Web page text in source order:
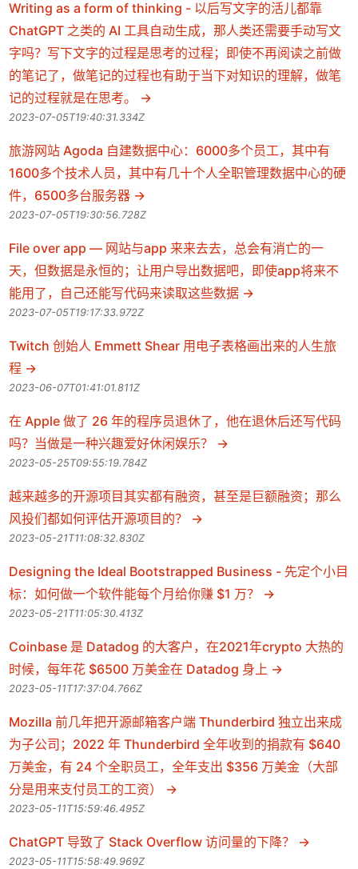
Writing as a form of thinking - 以后写文字的活儿都靠
ChatGPT 之类的 AI 工具自动生成，那人类还需要手动写文
字吗？写下文字的过程是思考的过程；即使不再阅读之前做
的笔记了，做笔记的过程也有助于当下对知识的理解，做笔
记的过程就是在思考。
2023-07-05T19:40:31.334Z
旅游网站 Agoda 自建数据中心：6000多个员工，其中有
1600多个技术人员，其中有几十个人全职管理数据中心的硬
件，6500多台服务器
2023-07-05T19:30:56.728Z
File over app — 网站与app 来来去去，总会有消亡的一
天，但数据是永恒的；让用户导出数据吧，即使app将来不
能用了，自己还能写代码来读取这些数据
2023-07-05T19:17:33.972Z
Twitch 创始人 Emmett Shear 用电子表格画出来的人生旅
程
2023-06-07T01:41:01.811Z
在 Apple 做了 26 年的程序员退休了，他在退休后还写代码
吗？当做是一种兴趣爱好休闲娱乐？
2023-05-25T09:55:19.784Z
越来越多的开源项目其实都有融资，甚至是巨额融资；那么
风投们都如何评估开源项目的？
2023-05-21T11:08:32.830Z
Designing the Ideal Bootstrapped Business - 先定个小目
标：如何做一个软件能每个月给你赚 $1 万？
2023-05-21T11:05:30.413Z
Coinbase 是 Datadog 的大客户，在2021年crypto 大热的
时候，每年花 $6500 万美金在 Datadog 身上
2023-05-11T17:37:04.766Z
Mozilla 前几年把开源邮箱客户端 Thunderbird 独立出来成
为子公司；2022 年 Thunderbird 全年收到的捐款有 $640
万美金，有 24 个全职员工，全年支出 $356 万美金（大部
分是用来支付员工的工资）
2023-05-11T15:59:46.495Z
ChatGPT 导致了 Stack Overflow 访问量的下降？
2023-05-11T15:58:49.969Z